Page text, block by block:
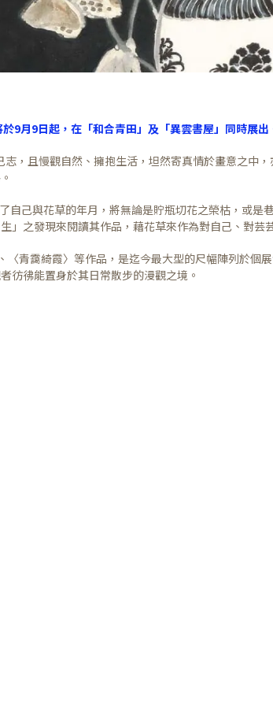
9月9日起，在「和合青田」及「異雲書屋」同時展出
，且慢觀自然、擁抱生活，坦然寄真情於畫意之中
己與花草的年月，將無論是貯瓶切花之榮枯，或
」之發現來閱讀其作品，藉花草來作為對自己、對芸
〈青靄綺霞〉等作品，是迄今最大型的尺幅陣列於個
彷彿能置身於其日常散步的漫觀之境。